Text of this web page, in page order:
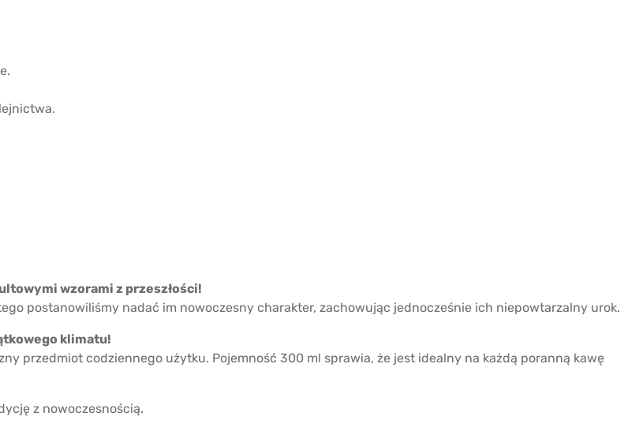
wzorami z przeszłości!
postanowiliśmy nadać im nowoczesny charakter, zachowując jednocześnie ich niepowtarzalny urok.
klimatu!
przedmiot codziennego użytku. Pojemność 300 ml sprawia, że jest idealny na każdą poranną kawę
z nowoczesnością.